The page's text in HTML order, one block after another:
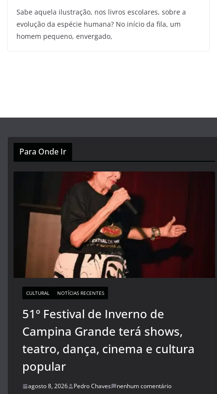
Sabe aquela ilustração, nos livros escolares, sobre a
evolução da espécie humana? No início da fila, um
homem pequeno, envergado,
Para Onde Ir
CULTURAL NOTÍCIAS RECENTES
51º Festival de Inverno de
Campina Grande terá shows,
teatro, dança, cinema e cultura
popular
agosto 8, 2026 Pedro Chaves nenhum comentário